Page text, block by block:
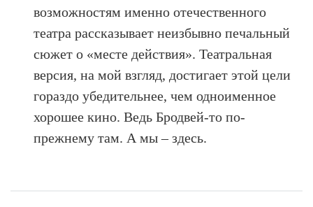
возможностям именно отечественного
театра рассказывает неизбывно печальный
сюжет о «месте действия». Театральная
версия, на мой взгляд, достигает этой цели
гораздо убедительнее, чем одноименное
хорошее кино. Ведь Бродвей-то по-
прежнему там. А мы – здесь.